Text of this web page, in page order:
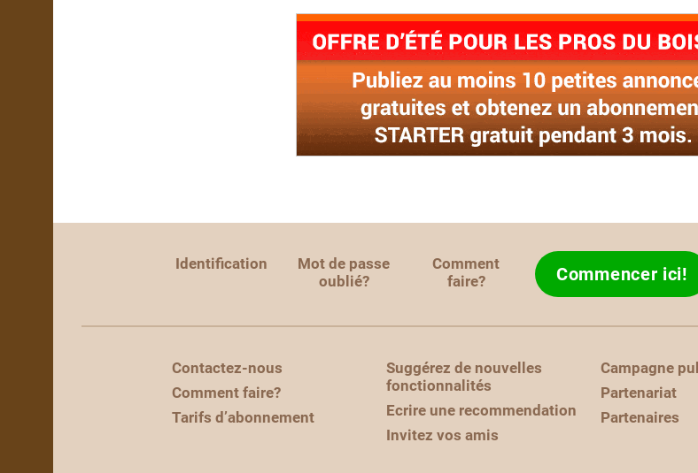
Identification
Mot de passe
oublié?
Comment
faire?
Commencer ici!
Contactez-nous
Comment faire?
Tarifs d’abonnement
Suggérez de nouvelles
fonctionnalités
Ecrire une recommendation
Invitez vos amis
Campagne
Partenariat
Partenaires